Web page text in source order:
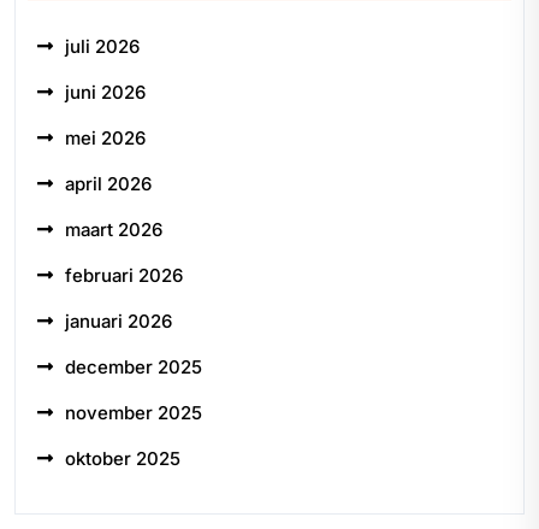
juli 2026
juni 2026
mei 2026
april 2026
maart 2026
februari 2026
januari 2026
december 2025
november 2025
oktober 2025